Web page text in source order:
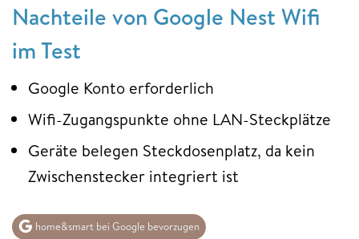
Nachteile von Google Nest Wifi
im Test
Google Konto erforderlich
Wifi-Zugangspunkte ohne LAN-Steckplätze
Geräte belegen Steckdosenplatz, da kein
Zwischenstecker integriert ist
home&smart bei Google bevorzugen